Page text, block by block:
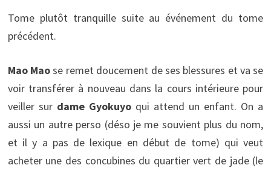
Tome plutôt tranquille suite au événement du tome
précédent.
Mao Maose remet doucement de ses blessures et va se
voir transférer à nouveau dans la cours intérieure pour
veiller sur dame Gyokuyo qui attend un enfant. On a
aussi un autre perso (déso je me souvient plus du nom,
et il y a pas de lexique en début de tome) qui veut
acheter une des concubines du quartier vert de jade (le